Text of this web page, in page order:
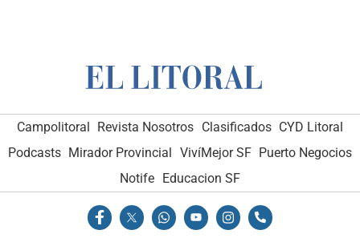
Campolitoral Revista Nosotros Clasificados CYD Litoral
Podcasts Mirador Provincial VivíMejor SF Puerto Negocios
Notife Educacion SF